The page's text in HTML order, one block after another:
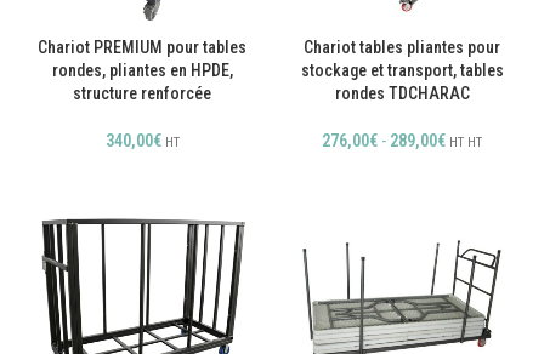
Chariot PREMIUM pour tables
rondes, pliantes en HPDE,
structure renforcée
340,00€ HT
Chariot tables pliantes pour
stockage et transport, tables
rondes TDCHARAC
276,00€ - 289,00€ HT HT